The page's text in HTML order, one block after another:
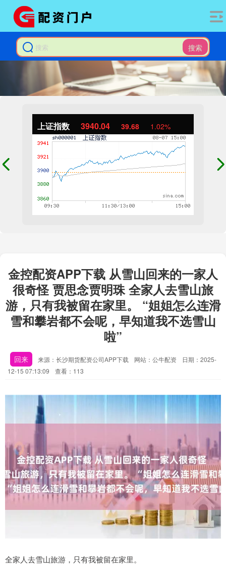
搜索
上证指数 3940.04 39.68 1.02%
金控配资APP下载 从雪山回来的一家人
很奇怪 贾思念贾明珠 全家人去雪山旅
游，只有我被留在家里。 “姐姐怎么连滑
雪和攀岩都不会呢，早知道我不选雪山
啦”
回来 来源：长沙期货配资公司APP下载 网站：公牛配资
日期：2025-
12-15 07:13:09
查看：113
全家人去雪山旅游，只有我被留在家里。